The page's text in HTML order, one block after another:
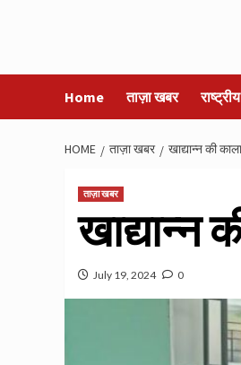
Home ताज़ा खबर राष्ट्रीय
HOME ताज़ा खबर खाद्यान्न की
ताज़ा खबर
खाद्यान्न
July 19, 2024 0